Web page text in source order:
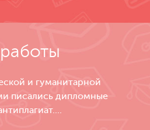
и гуманитарной
писались дипломные